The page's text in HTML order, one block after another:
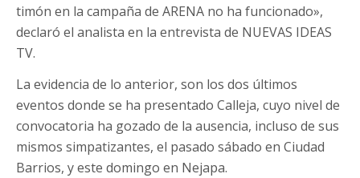
timón en la campaña de ARENA no ha funcionado»,
declaró el analista en la entrevista de NUEVAS IDEAS
TV.
La evidencia de lo anterior, son los dos últimos
eventos donde se ha presentado Calleja, cuyo nivel de
convocatoria ha gozado de la ausencia, incluso de sus
mismos simpatizantes, el pasado sábado en Ciudad
Barrios, y este domingo en Nejapa.